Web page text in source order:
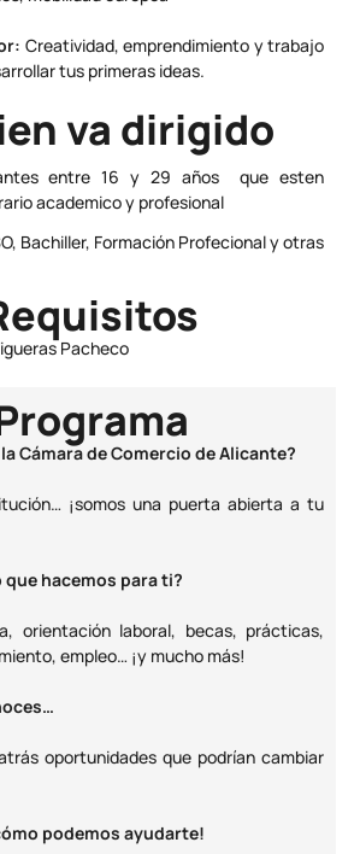
Creatividad, emprendimiento y trabajo
tus primeras ideas.
va dirigido
entre 16 y 29 años que esten
academico y profesional
Bachiller, Formación Profecional y otras
Pacheco
Cámara de Comercio de Alicante?
¡somos una puerta abierta a tu
hacemos para ti?
orientación laboral, becas, prácticas,
empleo… ¡y mucho más!
oportunidades que podrían cambiar
podemos ayudarte!